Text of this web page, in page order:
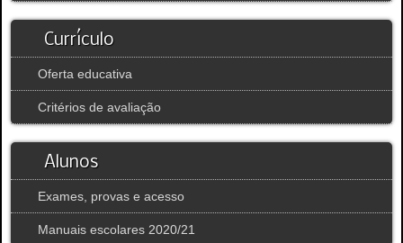
Currículo
Oferta educativa
Critérios de avaliação
Alunos
Exames, provas e acesso
Manuais escolares 2020/21